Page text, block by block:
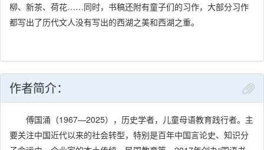
柳、新茶、荷花……同时，书稿还附有童子们的习作，大部分习作
都写出了历代文人没有写出的西湖之美和西湖之重。
作者简介：
傅国涌（1967—2025），历史学者，儿童母语教育践行者。主
要关注中国近代以来的社会转型，特别是百年中国言论史、知识分